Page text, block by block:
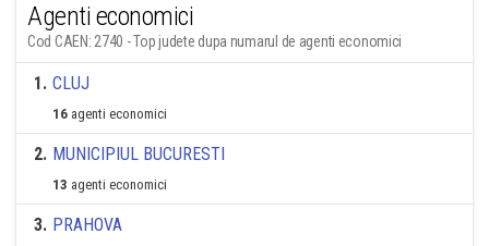
Agenti economici
Cod CAEN: 2740 - Top judete dupa numarul de agenti economici
1. CLUJ
16 agenti economici
2. MUNICIPIUL BUCURESTI
13 agenti economici
3. PRAHOVA